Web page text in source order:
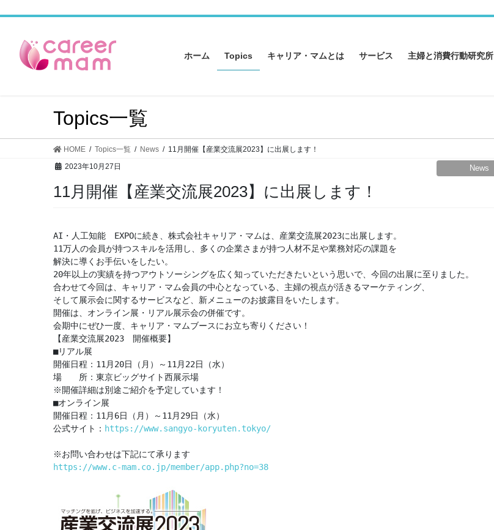
プ
動
ホーム Topics キャリア・マムとは サービス 主婦と消費行動研究所
Topics一覧
HOME Topics一覧 News
11月開催【産業交流展2023】に出展します！
2023年10月27日
News
11月開催【産業交流展2023】に出展します！
AI・人工知能　EXPOに続き、株式会社キャリア・マムは、産業交流展2023に出展します。
11万人の会員が持つスキルを活用し、多くの企業さまが持つ人材不足や業務対応の課題を
解決に導くお手伝いをしたい。
20年以上の実績を持つアウトソーシングを広く知っていただきたいという思いで、今回の出展に至りました。
合わせて今回は、キャリア・マム会員の中心となっている、主婦の視点が活きるマーケティング、
そして展示会に関するサービスなど、新メニューのお披露目をいたします。
開催は、オンライン展・リアル展示会の併催です。
会期中にぜひ一度、キャリア・マムブースにお立ち寄りください！
【産業交流展2023　開催概要】
■リアル展
開催日程：11月20日（月）～11月22日（水）
場　　所：東京ビッグサイト西展示場
※開催詳細は別途ご紹介を予定しています！
■オンライン展
開催日程：11月6日（月）～11月29日（水）
公式サイト： https://www.sangyo-koryuten.tokyo/
https://www.c-mam.co.jp/member/app.php?no=38